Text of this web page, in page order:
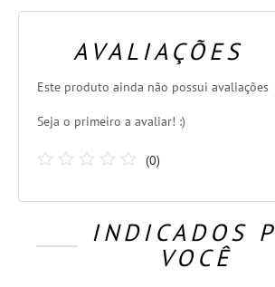
AVALIAÇÕES
Este produto ainda não possui avaliações
Seja o primeiro a avaliar! :)
(0)
INDICADOS
VOCÊ